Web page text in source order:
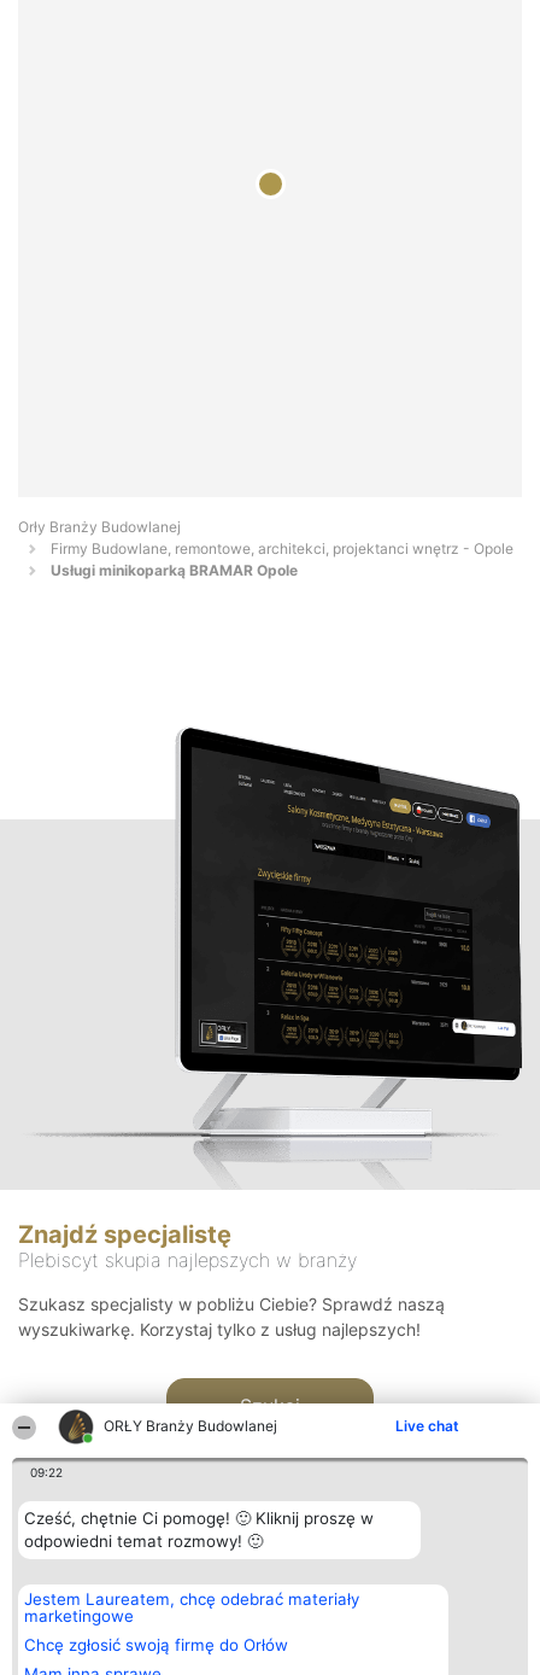
ORŁY Branży Budowlanej Live chat
09:22
Cześć, chętnie Ci pomogę! 🙂 Kliknij proszę w
odpowiedni temat rozmowy! 🙂
Jestem Laureatem, chcę odebrać materiały
marketingowe
Chcę zgłosić swoją firmę do Orłów
Orły Branży Budowlanej
Firmy Budowlane, remontowe, architekci, projektanci wnętrz - Opole
Usługi minikoparką BRAMAR Opole
Znajdź specjalistę
Plebiscyt skupia najlepszych w branży
Szukasz specjalisty w pobliżu Ciebie? Sprawdź naszą
wyszukiwarkę. Korzystaj tylko z usług najlepszych!
Szukaj
Organizator plebiscytu
Bright Side Solutions sp. z o.
o. sp. k.
ul. Ruska 22
Wrocław 50-079
Plebiscyt
Laureaci
wszystkich
Laureatów
Kontakt
Kontakt